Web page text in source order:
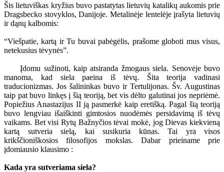
Šis lietuviškas kryžius buvo pastatytas lietuvių katalikų aukomis prie
Dragsbecko stovyklos, Danijoje. Metalinėje lentelėje įrašyta lietuvių
ir dąnų kalbomis:
“Viešpatie, kartą ir Tu buvai pabėgėlis, prašome globoti mus visus,
netekusius tėvynės”.
Įdomu sužinoti, kaip atsiranda žmogaus siela. Senovėje buvo
manoma, kad siela paeina iš tėvų. Šita teorija vadinasi
traducionizmas. Jos šalininkas buvo ir Tertulijonas. Šv. Augustinas
taip pat buvo linkęs į šią teoriją, bet vis dėlto galutinai jos nepriėmė.
Popiežius Anastazijus II ją pasmerkė kaip eretišką. Pagal šią teoriją
buvo lengviau išaiškinti gimtosios nuodėmės persidavimą iš tėvų
vaikams. Bet visi Rytų Bažnyčios tėvai mokė, jog Dievas kiekvieną
kartą sutveria sielą, kai susikuria kūnas. Tai yra visos
krikščioniškosios filosofijos mokslas. Dabar prieiname prie
įdomiausio klausimo :
Kada yra sutveriama siela?